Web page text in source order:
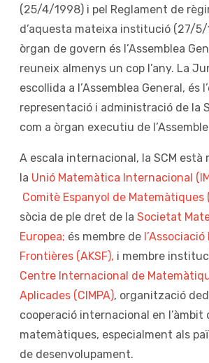
(25/4/1998) i pel Reglament de
d’aquesta mateixa institució (27/5/
òrgan de govern és l’Assemblea
reuneix almenys un cop l’any. La
escollida a l’Assemblea General, és
representació i administració de la
com a òrgan executiu de
A escala internacional, la SCM està
la Unió Matemàtica Internacional
Comitè Espanyol de Matemàtiques
sòcia de ple dret de la Societat
Europea; és membre de
Frontières (AKSF), i membre
Centre Internacional de
Aplicades (CIMPA), organització
cooperació internacional en l’àmbit
matemàtiques, especialment als
de desenvolupament.